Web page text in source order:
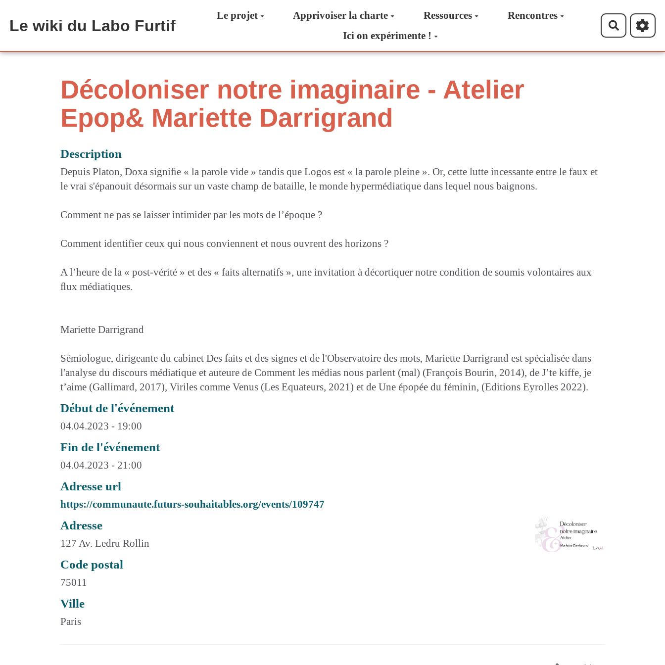
Le wiki du Labo Furtif
Le projet Apprivoiser la charte Ressources
Rencontres
Ici on expérimente !
Décoloniser notre imaginaire - Atelier
Epop& Mariette Darrigrand
Description
Depuis Platon, Doxa signiﬁe « la parole vide » tandis que Logos est « la parole pleine ». Or, cette lutte incessante entre le faux et
le vrai s'épanouit désormais sur un vaste champ de bataille, le monde hypermédiatique dans lequel nous baignons.
Comment ne pas se laisser intimider par les mots de l’époque ?
Comment identifier ceux qui nous conviennent et nous ouvrent des horizons ?
A l’heure de la « post-vérité » et des « faits alternatifs », une invitation à décortiquer notre condition de soumis volontaires aux
ﬂux médiatiques.
Mariette Darrigrand
Sémiologue, dirigeante du cabinet Des faits et des signes et de l'Observatoire des mots, Mariette Darrigrand est spécialisée dans
l'analyse du discours médiatique et auteure de Comment les médias nous parlent (mal) (François Bourin, 2014), de J’te kiffe, je
t’aime (Gallimard, 2017), Viriles comme Venus (Les Equateurs, 2021) et de Une épopée du féminin, (Editions Eyrolles 2022).
Début de l'événement
04.04.2023 - 19:00
Fin de l'événement
04.04.2023 - 21:00
Adresse url
https://communaute.futurs-souhaitables.org/events/109747
Adresse
127 Av. Ledru Rollin
Code postal
75011
Ville
Paris